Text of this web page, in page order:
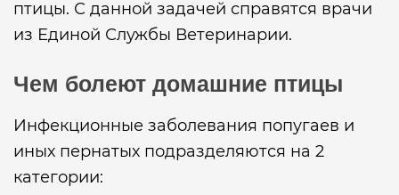
птицы. С данной задачей справятся врачи
из Единой Службы Ветеринарии.
Чем болеют домашние птицы
Инфекционные заболевания попугаев и
иных пернатых подразделяются на 2
категории: